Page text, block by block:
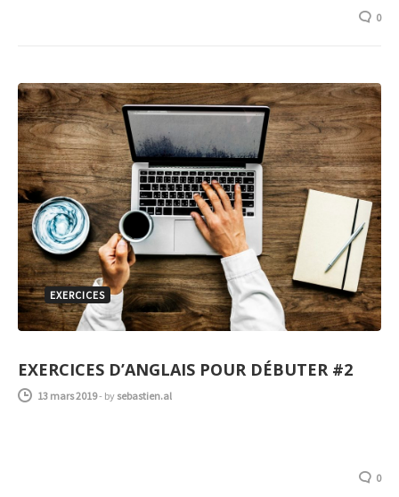
0
EXERCICES
EXERCICES D’ANGLAIS POUR DÉBUTER #2
13 mars 2019- by sebastien.al
0